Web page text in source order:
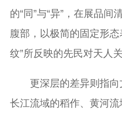
的“同”与“异”，在展品
腹部，以极简的固定形
纹”所反映的先民对天人
更深层的差异则指向
长江流域的稻作、黄河